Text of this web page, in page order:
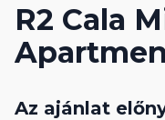
R2 Cala
Az ajánlat